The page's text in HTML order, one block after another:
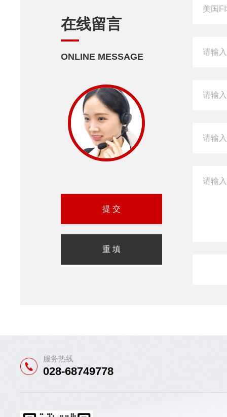
在线留言
ONLINE MESSAGE
服务热线
028-68749778